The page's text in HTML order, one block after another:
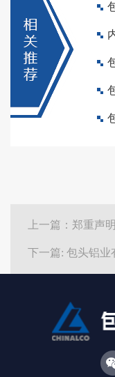
上一篇：郑重声明